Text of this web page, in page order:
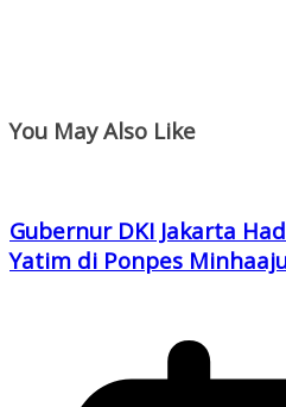
You May Also Like
Gubernur DKI Jakarta
Yatim di Ponpes